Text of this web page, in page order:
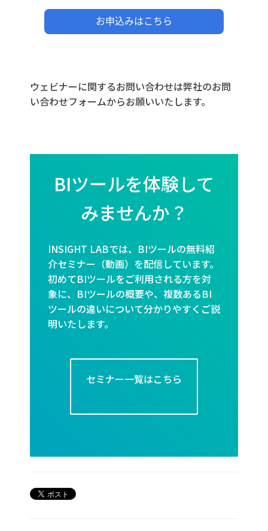
ウェビナーに関するお問い合わせは弊社のお問
い合わせフォームからお願いいたします。
BIツールを体験して
みませんか？
INSIGHT LABでは、BIツールの無料紹
介セミナー（動画）を配信しています。
初めてBIツールをご利用される方を対
象に、BIツールの概要や、複数あるBI
ツールの違いについて分かりやすくご説
明いたします。
セミナー一覧はこちら